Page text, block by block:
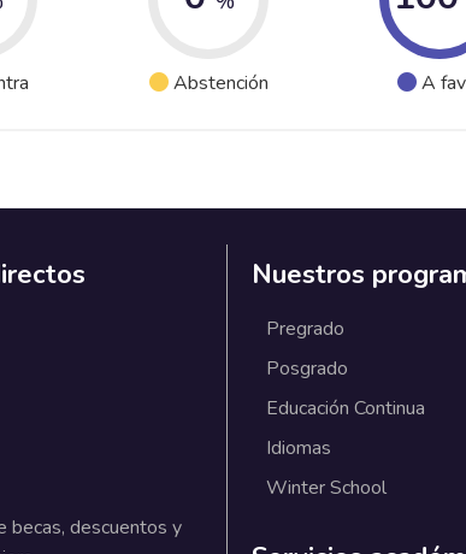
Abstención A
becas, descuentos y
Nuestros
Pregrado
Posgrado
Educación Continua
Idiomas
Winter School